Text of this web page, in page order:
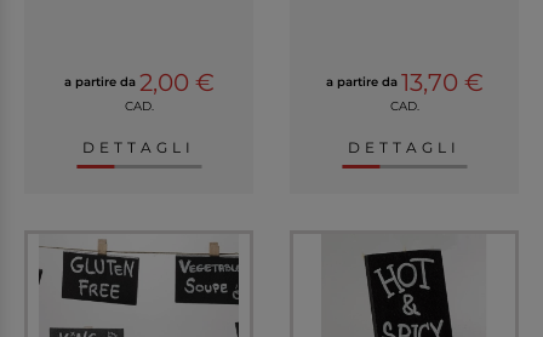
a partire da 2,00 €
CAD.
DETTAGLI
a partire da 13,70 €
CAD.
DETTAGLI